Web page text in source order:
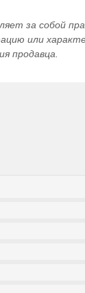
за собой
или
продавца.